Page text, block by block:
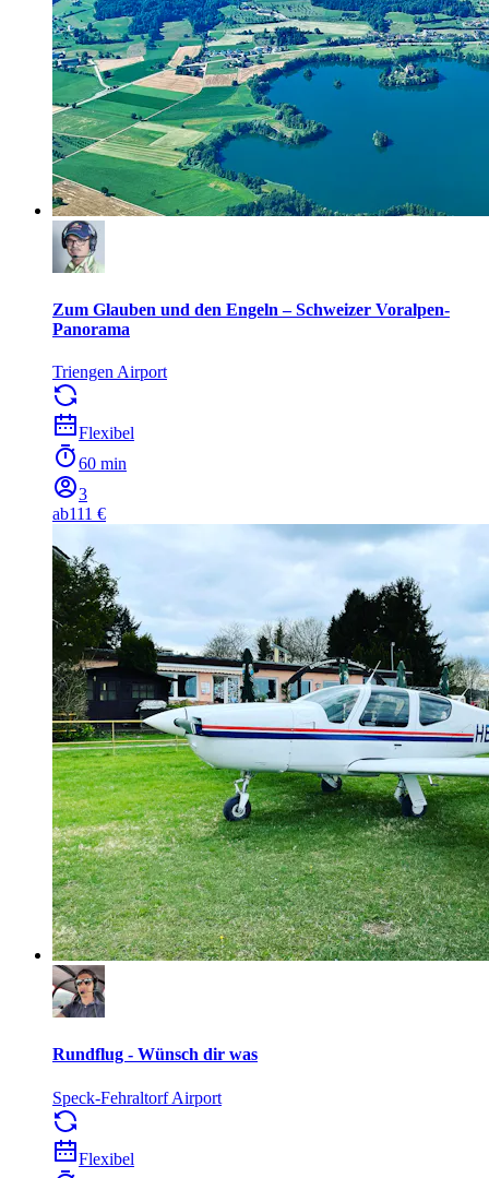
Zum Glauben und den Engeln – Schweizer Voralpen-
Panorama
Triengen Airport
Flexibel
60 min
3
ab111 €
Rundflug - Wünsch dir was
Speck-Fehraltorf Airport
Flexibel